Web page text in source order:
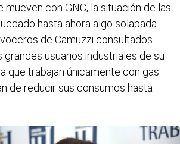
con GNC, la situación de las
hasta ahora algo solapada.
de Camuzzi consultados
grandes usuarios industriales de su
que trabajan únicamente con gas
de reducir sus consumos hasta